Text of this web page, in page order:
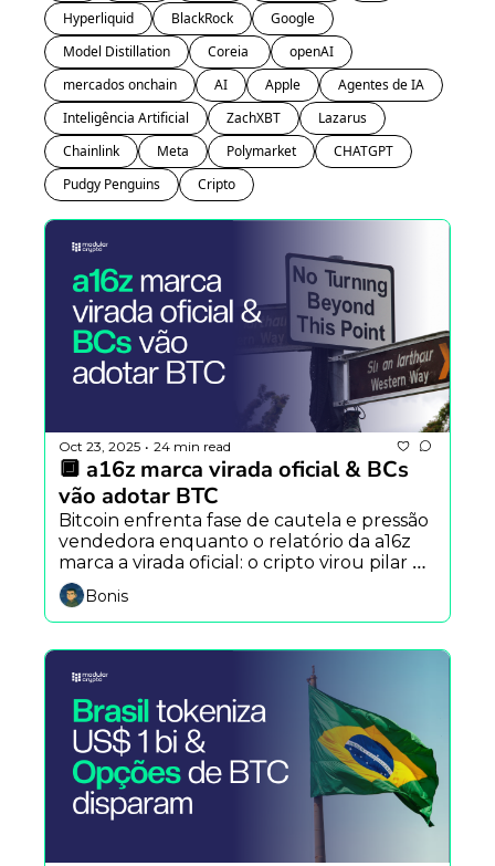
Hyperliquid
BlackRock
Google
Model Distillation
openAI
mercados onchain
AI Apple
Agentes de IA
Inteligência Artificial
ZachXBT
Lazarus
Chainlink
Meta Polymarket
CHATGPT
Pudgy Penguins
Cripto
Oct 23, 2025 • 24 min read
🔲 a16z marca virada oficial & BCs
vão adotar BTC
Bitcoin enfrenta fase de cautela e pressão
vendedora enquanto o relatório da a16z
marca a virada oficial: o cripto virou pilar da
nova economia mundial. Fernando Ulrich
elenca quatro entraves para BCs
adotarem Bitcoin e Uniswap ultrapassa a
marca de 1 bilhão de Swaps.
Bonis